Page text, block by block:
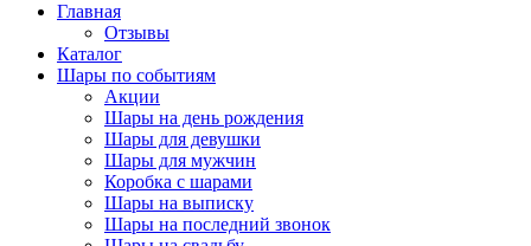
Главная
Отзывы
Каталог
Шары по событиям
Акции
Шары на день рождения
Шары для девушки
Шары для мужчин
Коробка с шарами
Шары на выписку
Шары на последний звонок